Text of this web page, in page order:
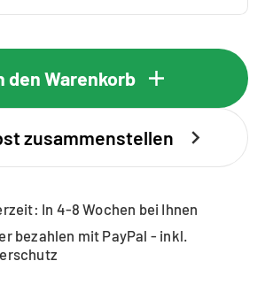
den Warenkorb
zusammenstellen
In 4-8 Wochen bei Ihnen
bezahlen mit PayPal - inkl.